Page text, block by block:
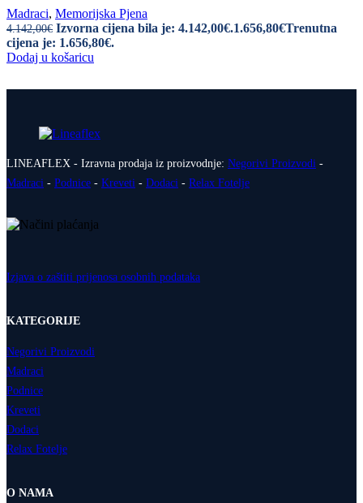
Madraci, Memorijska Pjena
4.142,00€ Izvorna cijena bila je: 4.142,00€.1.656,80€Trenutna
cijena je: 1.656,80€.
Dodaj u košaricu
LINEAFLEX - Izravna prodaja iz proizvodnje: Negorivi Proizvodi -
Madraci - Podnice - Kreveti - Dodaci - Relax Fotelje
Izjava o zaštiti prijenosa osobnih podataka
KATEGORIJE
Negorivi Proizvodi
Madraci
Podnice
Kreveti
Dodaci
Relax Fotelje
O NAMA